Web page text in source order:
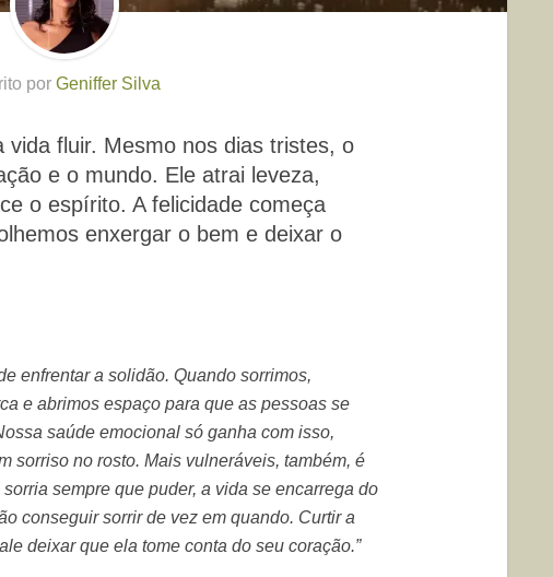
por Geniffer Silva
fluir. Mesmo nos dias tristes, o
e o mundo. Ele atrai leveza,
o espírito. A felicidade começa
enxergar o bem e deixar o
enfrentar a solidão. Quando sorrimos,
e abrimos espaço para que as pessoas se
saúde emocional só ganha com isso,
sorriso no rosto. Mais vulneráveis, também, é
sempre que puder, a vida se encarrega do
conseguir sorrir de vez em quando. Curtir a
deixar que ela tome conta do seu coração.”